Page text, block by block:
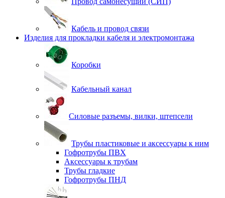
Кабель и провод связи
Изделия для прокладки кабеля и электромонтажа
Коробки
Кабельный канал
Силовые разъемы, вилки, штепсели
Трубы пластиковые и аксессуары к ним
Гофротрубы ПВХ
Аксессуары к трубам
Трубы гладкие
Гофротрубы ПНД